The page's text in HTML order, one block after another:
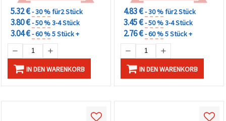
5.32 €- 30 %für2 Stück
3.80 €- 50 %3-4 Stück
3.04 €- 60 %5 Stück +
IN DEN WARENKORB
4.83 €- 30 %für2 Stück
3.45 €- 50 %3-4 Stück
2.76 €- 60 %5 Stück +
IN DEN WARENKORB